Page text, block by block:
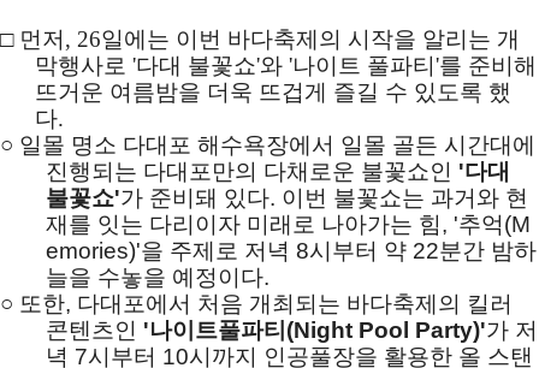
□ 먼저, 26일에는 이번 바다축제의 시작을 알리는 개
막행사로'다대 불꽃쇼'와'나이트 풀파티'를 준비해
뜨거운 여름밤을 더욱 뜨겁게 즐길 수 있도록 했
다.
○ 일몰 명소 다대포 해수욕장에서 일몰 골든 시간대에
진행되는 다대포만의 다채로운 불꽃쇼인 '다대
불꽃쇼'가 준비돼 있다. 이번 불꽃쇼는 과거와 현
재를 잇는 다리이자 미래로 나아가는 힘, '추억(M
emories)'을 주제로 저녁8시부터 약 22분간 밤하
늘을 수놓을 예정이다.
○ 또한, 다대포에서 처음 개최되는 바다축제의 킬러
콘텐츠인 '나이트풀파티 (Night Pool Party)'가 저
녁 7시부터 10시까지 인공풀장을 활용한 올 스탠